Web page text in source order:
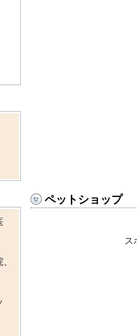
ペットショップ
ス